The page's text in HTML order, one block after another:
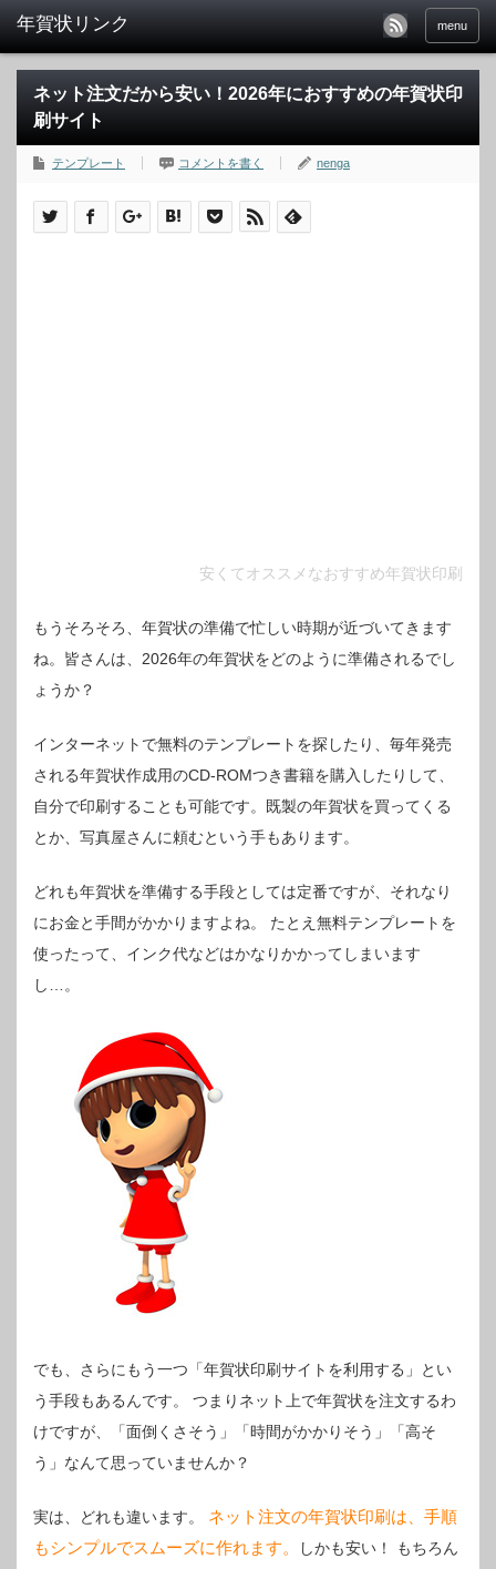
menu
ネット注文だから安い！2026年におすすめの年賀状印
刷サイト
テンプレート コメントを書く nenga
安くてオススメなおすすめ年賀状印刷
もうそろそろ、年賀状の準備で忙しい時期が近づいてきます
ね。皆さんは、2026年の年賀状をどのように準備されるでし
ょうか？
インターネットで無料のテンプレートを探したり、毎年発売
される年賀状作成用のCD-ROMつき書籍を購入したりして、
自分で印刷することも可能です。既製の年賀状を買ってくる
とか、写真屋さんに頼むという手もあります。
どれも年賀状を準備する手段としては定番ですが、それなり
にお金と手間がかかりますよね。
たとえ無料テンプレートを
使ったって、インク代などはかなりかかってしまいます
し…。
でも、さらにもう一つ「年賀状印刷サイトを利用する」とい
う手段もあるんです。
つまりネット上で年賀状を注文するわ
けですが、「面倒くさそう」「時間がかかりそう」「高そ
う」なんて思っていませんか？
実は、どれも違います。
ネット注文の年賀状印刷は、手順
もシンプルでスムーズに作れます。
しかも安い！
もちろん